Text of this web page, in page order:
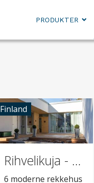
PRODUKTER
Finland
Rihvelikuja - Kukolasta
6 moderne rekkehus